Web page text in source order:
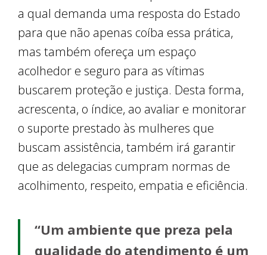
a qual demanda uma resposta do Estado
para que não apenas coíba essa prática,
mas também ofereça um espaço
acolhedor e seguro para as vítimas
buscarem proteção e justiça. Desta forma,
acrescenta, o índice, ao avaliar e monitorar
o suporte prestado às mulheres que
buscam assistência, também irá garantir
que as delegacias cumpram normas de
acolhimento, respeito, empatia e eficiência.
“Um ambiente que preza pela
qualidade do atendimento é um